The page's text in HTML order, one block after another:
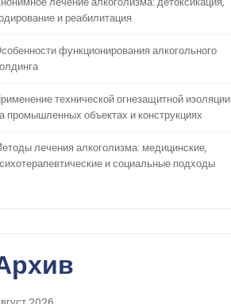
и реабилитация
функционирования алкогольного
технической огнезащитной изоляции
промышленных объектах и конструкциях
лечения алкоголизма: медицинские,
и социальные подходы